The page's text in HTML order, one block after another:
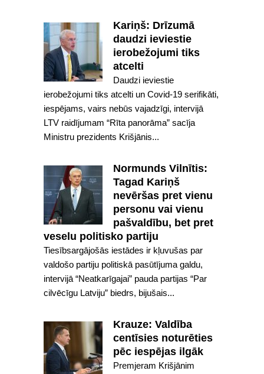
Kariņš: Drīzumā
daudzi ieviestie
ierobežojumi tiks
atcelti
Daudzi ieviestie
ierobežojumi tiks atcelti un Covid-19 serifikāti,
iespējams, vairs nebūs vajadzīgi, intervijā
LTV raidījumam “Rīta panorāma” sacīja
Ministru prezidents Krišjānis...
Normunds Vilnītis:
Tagad Kariņš
nevēršas pret vienu
personu vai vienu
pašvaldību, bet pret
veselu politisko partiju
Tiesībsargājošās iestādes ir kļuvušas par
valdošo partiju politiskā pasūtījuma galdu,
intervijā “Neatkarīgajai” pauda partijas “Par
cilvēcīgu Latviju” biedrs, bijušais...
Krauze: Valdība
centīsies noturēties
pēc iespējas ilgāk
Premjeram Krišjānim